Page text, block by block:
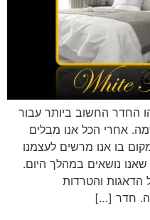
החדר החשוב ביותר עבור
אחרי הכל אנו מבלים
בו אנו מרשים לעצמנו
נושאים במהלך היום.
הדאגות והטרדות
חדר […]